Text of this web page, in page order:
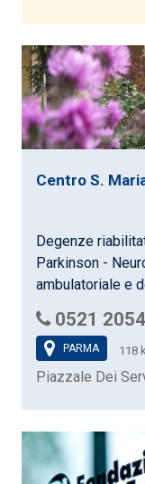
Centro S.
Degenze
Parkinson -
ambulatoriale e
0521 2054
PARMA 118
Piazzale Dei